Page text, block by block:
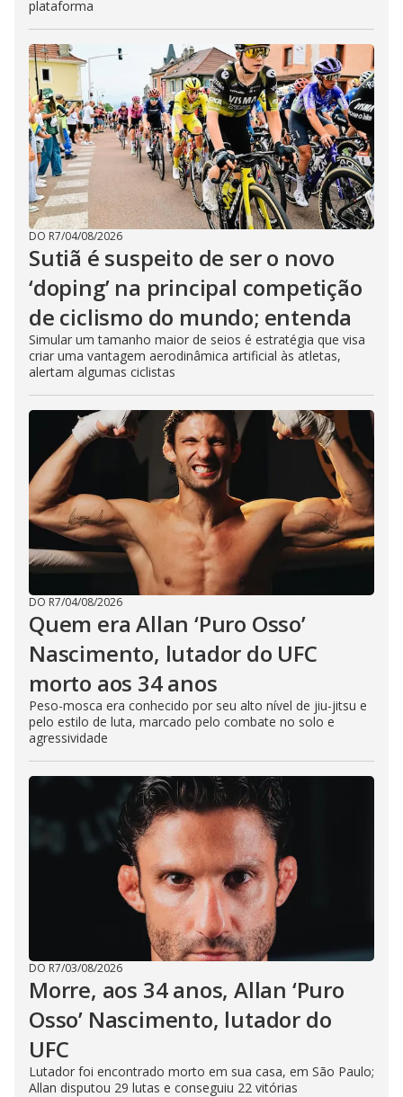
plataforma
DO R7/04/08/2026
Sutiã é suspeito de ser o novo
‘doping’ na principal competição
de ciclismo do mundo; entenda
Simular um tamanho maior de seios é estratégia que visa
criar uma vantagem aerodinâmica artificial às atletas,
alertam algumas ciclistas
DO R7/04/08/2026
Quem era Allan ‘Puro Osso’
Nascimento, lutador do UFC
morto aos 34 anos
Peso-mosca era conhecido por seu alto nível de jiu-jitsu e
pelo estilo de luta, marcado pelo combate no solo e
agressividade
DO R7/03/08/2026
Morre, aos 34 anos, Allan ‘Puro
Osso’ Nascimento, lutador do
UFC
Lutador foi encontrado morto em sua casa, em São Paulo;
Allan disputou 29 lutas e conseguiu 22 vitórias